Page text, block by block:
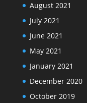
August 2021
July 2021
June 2021
May 2021
January 2021
December 2020
October 2019